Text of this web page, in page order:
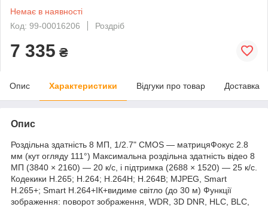
Немає в наявності
Код: 99-00016206
Роздріб
7 335 ₴
Опис Характеристики Відгуки про товар Доставка
Опис
Роздільна здатність 8 МП, 1/2.7" CMOS — матрицяФокус 2.8
мм (кут огляду 111°) Максимальна роздільна здатність відео 8
МП (3840 × 2160) — 20 к/с, і підтримка (2688 × 1520) — 25 к/с.
Кодекики H.265; H.264; H.264H; H.264B; MJPEG, Smart
H.265+; Smart H.264+ІК+видиме світло (до 30 м) Функції
зображення: поворот зображення, WDR, 3D DNR, HLC, BLC,